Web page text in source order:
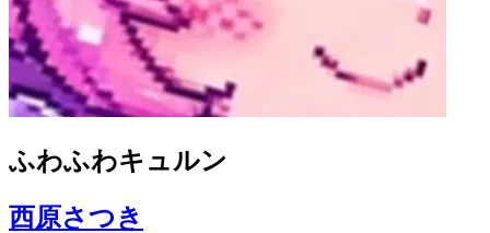
ふわふわキュルン
西原さつき